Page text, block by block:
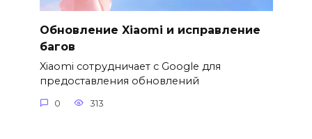
Обновление Xiaomi и исправление
багов
Xiaomi сотрудничает с Google для
предоставления обновлений
0 313